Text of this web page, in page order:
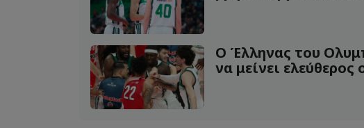
Ο Έλληνας του
να μείνει